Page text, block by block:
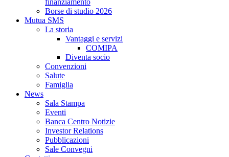
finanziamento
Borse di studio 2026
Mutua SMS
La storia
Vantaggi e servizi
COMIPA
Diventa socio
Convenzioni
Salute
Famiglia
News
Sala Stampa
Eventi
Banca Centro Notizie
Investor Relations
Pubblicazioni
Sale Convegni